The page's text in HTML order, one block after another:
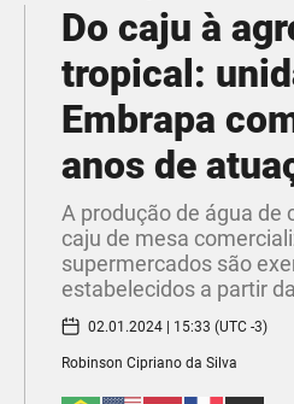
Do caju à
tropical:
Embrapa
anos de
A produção de água de
caju de mesa
supermercados são
estabelecidos a partir
02.01.2024 | 15:33 (UTC -3)
Robinson Cipriano da Silva